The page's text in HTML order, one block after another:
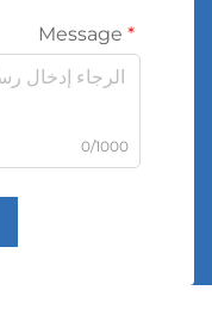
0/1000